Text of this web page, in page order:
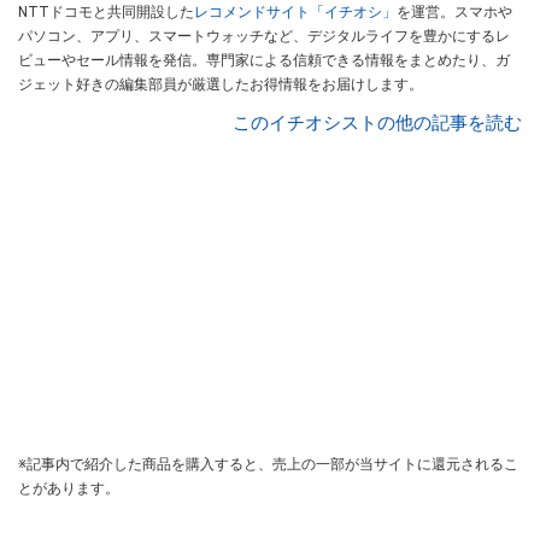
NTTドコモと共同開設したレコメンドサイト「イチオシ」 を運営。スマホや
パソコン、アプリ、スマートウォッチなど、デジタルライフを豊かにするレ
ビューやセール情報を発信。専門家による信頼できる情報をまとめたり、ガ
ジェット好きの編集部員が厳選したお得情報をお届けします。
このイチオシストの他の記事を読む
※記事内で紹介した商品を購入すると、売上の一部が当サイトに還元されるこ
とがあります。